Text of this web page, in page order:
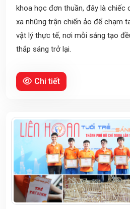
khoa học đơn thuần, đây là chiếc
xa những trận chiến ảo để chạm
vật lý thực tế, nơi mỗi sáng tạo
thắp sáng trở lại.
Chi tiết